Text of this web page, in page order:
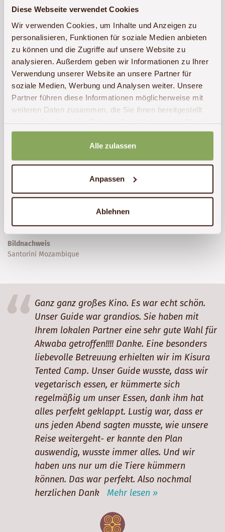
Diese Webseite verwendet Cookies
Wir verwenden Cookies, um Inhalte und Anzeigen zu
personalisieren, Funktionen für soziale Medien anbieten
zu können und die Zugriffe auf unsere Website zu
analysieren. Außerdem geben wir Informationen zu Ihrer
Verwendung unserer Website an unsere Partner für
soziale Medien, Werbung und Analysen weiter. Unsere
Partner führen diese Informationen möglicherweise mit
weiteren Daten zusammen, die Sie ihnen bereitgestellt
gesammelt haben.
Alle zulassen
Anpassen
Ablehnen
Lage
Um Google Maps zu laden, benötigen
wir Ihre Zustimmung für die folgende
Marketing-Cookies akzeptieren
Bildnachweis
Santorini Mozambique
Ganz ganz großes Kino. Es war echt schön.
Unser Guide war grandios. Sie haben mit
Ihrem lokalen Partner eine sehr gute Wahl für
Akwaba getroffen!!!! Danke. Eine besonders
liebevolle Betreuung erhielten wir im Kisura
Tented Camp. Unser Guide wusste, dass wir
vegetarisch essen, er kümmerte sich
regelmäßig um unser Essen, dank ihm hat
alles perfekt geklappt. Lustig war, dass er
uns jeden Abend sagten musste, wie unsere
Reise weitergeht- er kannte den Plan
auswendig, wusste immer alles. Und wir
haben uns nur um die Tiere kümmern
können. Das war perfekt. Also nochmal
herzlichen Dank Mehr lesen »